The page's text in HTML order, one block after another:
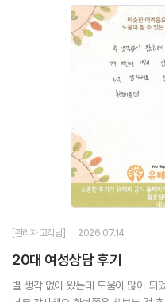
[관리자 고객님] 2026.07.14
20대 여성상담 후기
별 생각 없이 왔는데 도움이 많이 되